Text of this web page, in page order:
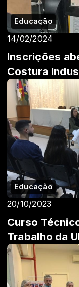
Educação
14/02/2024
Inscrições
Costura
Educação
20/10/2023
Curso
Trabalho da